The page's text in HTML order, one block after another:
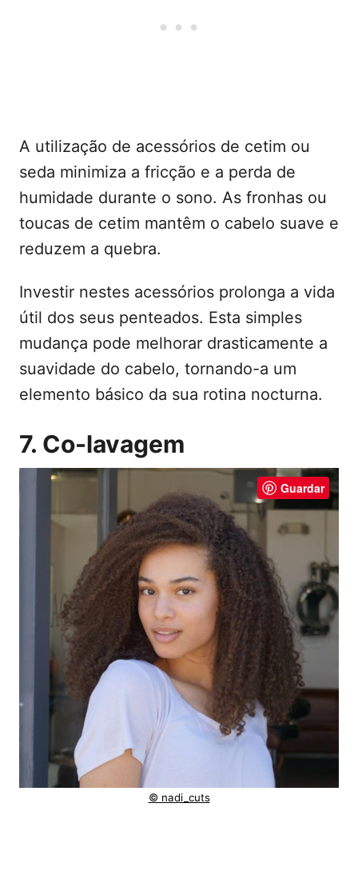
A utilização de acessórios de cetim ou
seda minimiza a fricção e a perda de
humidade durante o sono. As fronhas ou
toucas de cetim mantêm o cabelo suave e
reduzem a quebra.
Investir nestes acessórios prolonga a vida
útil dos seus penteados. Esta simples
mudança pode melhorar drasticamente a
suavidade do cabelo, tornando-a um
elemento básico da sua rotina nocturna.
7. Co-lavagem
Guardar
© nadi_cuts